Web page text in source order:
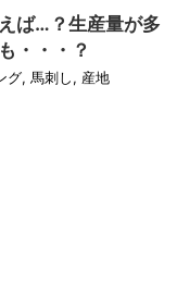
ば…？生産量が多
・・・？
グ, 馬刺し, 産地